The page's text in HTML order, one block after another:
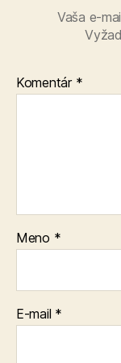
Vaša e-
Komentár *
Meno *
E-mail *